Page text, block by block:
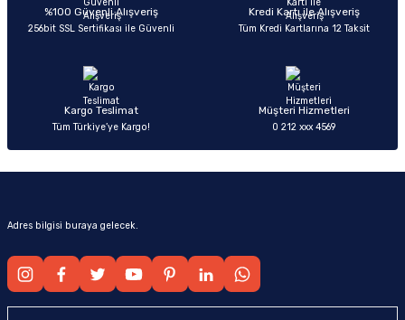
Ürün bilgilerinde hatalar bulunuyor.
Ürün fiyatı diğer sitelerden daha pahalı.
%100 Güvenli Alışveriş
256bit SSL Sertifikası ile Güvenli
Kredi Kartı ile Alışveriş
Tüm Kredi Kartlarına 12 Taksit
Kargo Teslimat
Tüm Türkiye’ye Kargo!
Müşteri Hizmetleri
0 212 xxx 4569
Adres bilgisi buraya gelecek.